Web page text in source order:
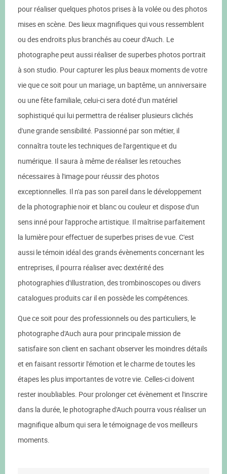
pour réaliser quelques photos prises à la volée ou des photos
mises en scène. Des lieux magnifiques qui vous ressemblent
ou des endroits plus branchés au coeur d'Auch. Le
photographe peut aussi réaliser de superbes photos portrait
à son studio. Pour capturer les plus beaux moments de votre
vie que ce soit pour un mariage, un baptême, un anniversaire
ou une fête familiale, celui-ci sera doté d'un matériel
sophistiqué qui lui permettra de réaliser plusieurs clichés
d'une grande sensibilité. Passionné par son métier, il
connaîtra toute les techniques de l'argentique et du
numérique. Il saura à même de réaliser les retouches
nécessaires à l'image pour réussir des photos
exceptionnelles. Il n'a pas son pareil dans le développement
de la photographie noir et blanc ou couleur et dispose d'un
sens inné pour l'approche artistique. Il maîtrise parfaitement
la lumière pour effectuer de superbes prises de vue. C'est
aussi le témoin idéal des grands évènements concernant les
entreprises, il pourra réaliser avec dextérité des
photographies d'illustration, des trombinoscopes ou divers
catalogues produits car il en possède les compétences.
Que ce soit pour des professionnels ou des particuliers, le
photographe d'Auch aura pour principale mission de
satisfaire son client en sachant observer les moindres détails
et en faisant ressortir l'émotion et le charme de toutes les
étapes les plus importantes de votre vie. Celles-ci doivent
rester inoubliables. Pour prolonger cet évènement et l'inscrire
dans la durée, le photographe d'Auch pourra vous réaliser un
magnifique album qui sera le témoignage de vos meilleurs
moments.